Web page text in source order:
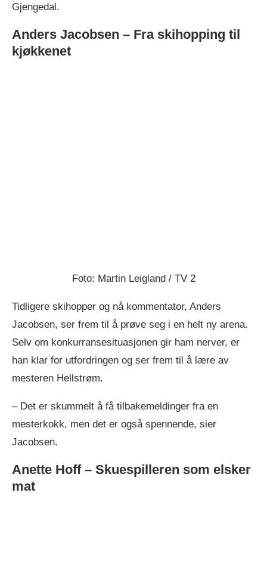
Gjengedal.
Anders Jacobsen – Fra skihopping til
kjøkkenet
Foto: Martin Leigland / TV 2
Tidligere skihopper og nå kommentator, Anders
Jacobsen, ser frem til å prøve seg i en helt ny arena.
Selv om konkurransesituasjonen gir ham nerver, er
han klar for utfordringen og ser frem til å lære av
mesteren Hellstrøm.
– Det er skummelt å få tilbakemeldinger fra en
mesterkokk, men det er også spennende, sier
Jacobsen.
Anette Hoff – Skuespilleren som elsker
mat